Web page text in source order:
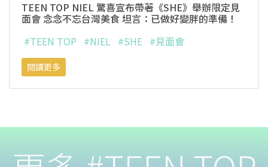
TEEN TOP NIEL 驚喜宣布帶著《SHE》舉辦限定見
面會 念念不忘台灣美食 坦言：已做好變胖的準備！
#TEEN TOP #NIEL #SHE #見面會
閱讀更多